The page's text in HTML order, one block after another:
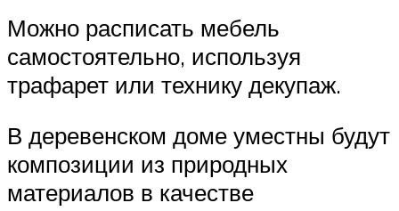
Можно расписать мебель
самостоятельно, используя
трафарет или технику декупаж.
В деревенском доме уместны будут
композиции из природных
материалов в качестве